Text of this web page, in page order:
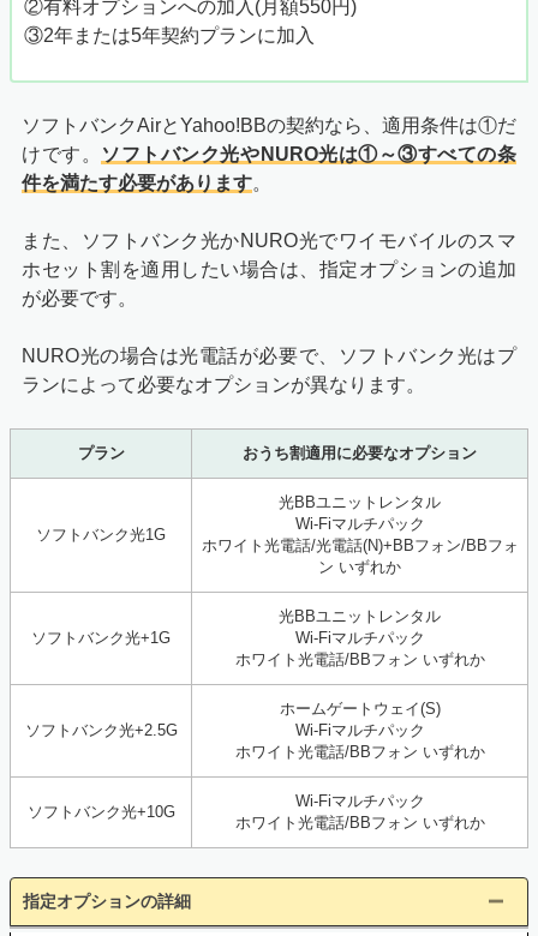
②有料オプションへの加入(月額550円)
③2年または5年契約プランに加入
ソフトバンクAirとYahoo!BBの契約なら、適用条件は①だ
けです。
ソフトバンク光やNURO光は①～③すべての条
件を満たす必要があります。
また、ソフトバンク光かNURO光でワイモバイルのスマ
ホセット割を適用したい場合は、指定オプションの追加
が必要です。
NURO光の場合は光電話が必要で、ソフトバンク光はプ
ランによって必要なオプションが異なります。
プラン おうち割適用に必要なオプション
ソフトバンク光1G
光BBユニットレンタル
Wi-Fiマルチパック
ホワイト光電話/光電話(N)+BBフォン/BBフォ
ン いずれか
ソフトバンク光+1G
光BBユニットレンタル
Wi-Fiマルチパック
ホワイト光電話/BBフォン いずれか
ソフトバンク光+2.5G
ホームゲートウェイ(S)
Wi-Fiマルチパック
ホワイト光電話/BBフォン いずれか
ソフトバンク光+10G
Wi-Fiマルチパック
ホワイト光電話/BBフォン いずれか
指定オプションの詳細